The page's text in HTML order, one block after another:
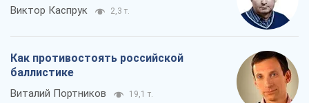
Виктор Каспрук 2,3 т.
Как противостоять российской
баллистике
Виталий Портников 19,1 т.